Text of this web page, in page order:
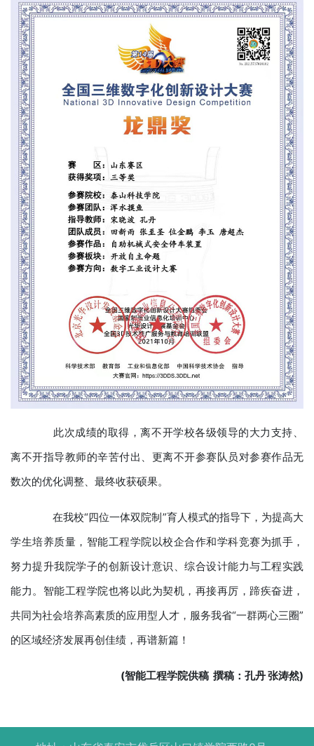
此次成绩的取得，离不开学校各级领导的大力支持、
离不开指导教师的辛苦付出、更离不开参赛队员对参赛作品无
数次的优化调整、最终收获硕果。
在我校“四位一体双院制”育人模式的指导下，为提高大
学生培养质量，智能工程学院以校企合作和学科竞赛为抓手，
努力提升我院学子的创新设计意识、综合设计能力与工程实践
能力。智能工程学院也将以此为契机，再接再厉，蹄疾奋进，
共同为社会培养高素质的应用型人才，服务我省“一群两心三圈”
的区域经济发展再创佳绩，再谱新篇！
(智能工程学院供稿 撰稿：孔丹 张涛然)